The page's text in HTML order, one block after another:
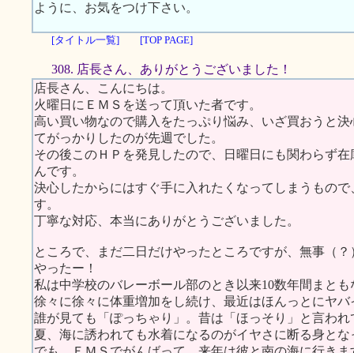
ように、お気をつけ下さい。
[タイトル一覧] [TOP PAGE]
308. 店長さん、ありがとうございました！
店長さん、こんにちは。
火曜日にＥＭＳを送って頂いた者です。
高い買い物なので購入をたっぷり悩み、いざ買おうと
てがっかりしたのが先週でした。
その後このＨＰを発見したので、日曜日にも関わらず
んです。
決心したからにはすぐ手に入れたくなってしまうもの
す。
丁寧な対応、本当にありがとうございました。
ところで、まだ二日だけやったところですが、無事（
やったー！
私は中学校のバレーボール部のとき以来10数年間まと
徐々に徐々に体重増加をし続け、最近はほんっとにヤ
誰が見ても「ぽっちゃり」。昔は「ほっそり」と言わ
夏、海に誘われても水着になるのがイヤさに断る身と